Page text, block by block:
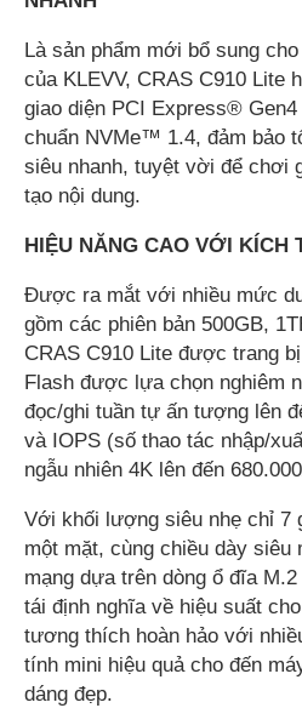
Là sản phẩm mới bổ sung
của KLEVV, CRAS C910 Lite
giao diện PCI Express®
chuẩn NVMe™ 1.4, đảm bảo
siêu nhanh, tuyệt vời để chơi
tạo nội dung.
HIỆU NĂNG CAO VỚI KÍCH
Được ra mắt với nhiều mức
gồm các phiên bản 500GB,
CRAS C910 Lite được trang
Flash được lựa chọn nghiêm
đọc/ghi tuần tự ấn tượng lên
và IOPS (số thao tác nhập/
ngẫu nhiên 4K lên đến
Với khối lượng siêu nhẹ chỉ 7
một mặt, cùng chiều dày siêu
mạng dựa trên dòng ổ đĩa
tái định nghĩa về hiệu suất
tương thích hoàn hảo với
tính mini hiệu quả cho đến
dáng đẹp.